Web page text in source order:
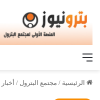
القائمة
الرئيسية / مجتمع البترول /